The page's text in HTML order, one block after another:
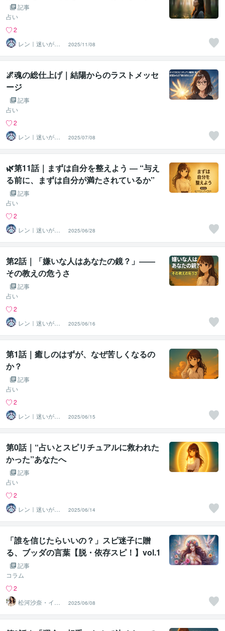
記事
占い
2
レン｜迷いが自
信に変わる魂の
守護霊鑑定
2025/11/08
🌌魂の総仕上げ｜結陽からのラストメッセ
ージ
記事
占い
2
レン｜迷いが自
信に変わる魂の
守護霊鑑定
2025/07/08
🌿第11話｜まずは自分を整えよう ― “与え
る前に、まずは自分が満たされているか”
を問う
記事
占い
2
レン｜迷いが自
信に変わる魂の
守護霊鑑定
2025/06/28
第2話｜「嫌いな人はあなたの鏡？」――
その教えの危うさ
記事
占い
2
レン｜迷いが自
信に変わる魂の
守護霊鑑定
2025/06/16
第1話｜癒しのはずが、なぜ苦しくなるの
か？
記事
占い
2
レン｜迷いが自
信に変わる魂の
守護霊鑑定
2025/06/15
第0話｜“占いとスピリチュアルに救われた
かった”あなたへ
記事
占い
2
レン｜迷いが自
信に変わる魂の
守護霊鑑定
2025/06/14
「誰を信じたらいいの？」スピ迷子に贈
る、ブッダの言葉【脱・依存スピ！】vol.1
2
記事
コラム
2
松河沙奈・イン
スピレーション
タロット
2025/06/08